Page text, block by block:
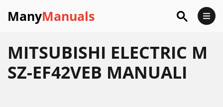
ManyManuals
MITSUBISHI ELECTRIC M
SZ-EF42VEB MANUALI